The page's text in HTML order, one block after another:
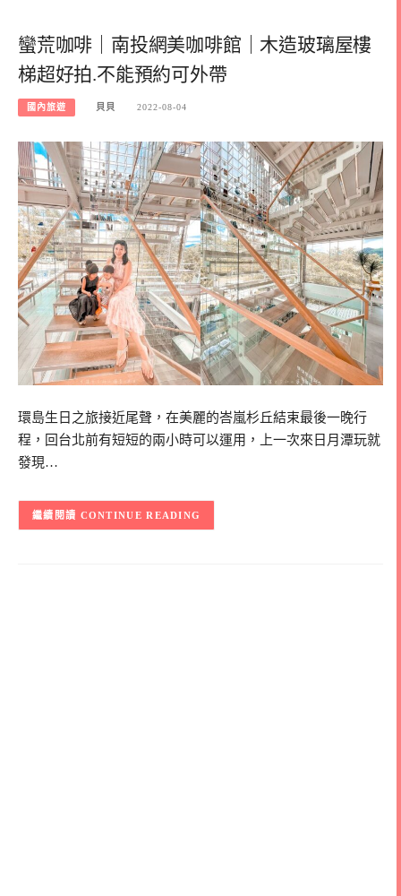
蠻荒咖啡｜南投網美咖啡館｜木造玻璃屋樓
梯超好拍.不能預約可外帶
國內旅遊 貝貝 2022-08-04
環島生日之旅接近尾聲，在美麗的峇嵐杉丘結束最後一晚行
程，回台北前有短短的兩小時可以運用，上一次來日月潭玩就
發現…
CONTINUE READING